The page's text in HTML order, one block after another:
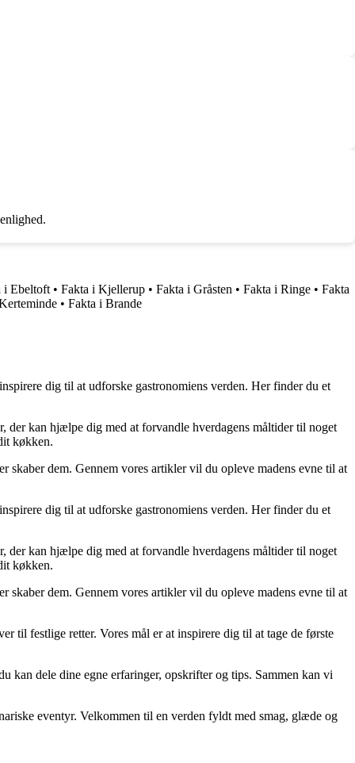
i Ebeltoft • Fakta i Kjellerup • Fakta i Gråsten • Fakta i Ringe • Fakta
• Fakta i Brande
dig til at udforske gastronomiens verden. Her finder du et
der kan hjælpe dig med at forvandle hverdagens måltider til noget
køkken.
skaber dem. Gennem vores artikler vil du opleve madens evne til at
dig til at udforske gastronomiens verden. Her finder du et
der kan hjælpe dig med at forvandle hverdagens måltider til noget
køkken.
skaber dem. Gennem vores artikler vil du opleve madens evne til at
til festlige retter. Vores mål er at inspirere dig til at tage de første
dele dine egne erfaringer, opskrifter og tips. Sammen kan vi
eventyr. Velkommen til en verden fyldt med smag, glæde og